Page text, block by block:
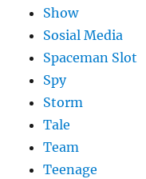
Show
Sosial Media
Spaceman Slot
Spy
Storm
Tale
Team
Teenage